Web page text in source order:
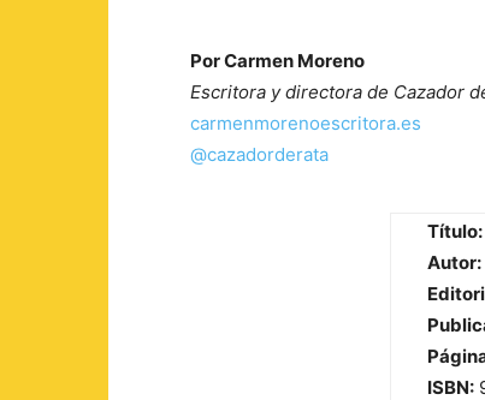
Por Carmen Moreno
Escritora y directora de Cazador
carmenmorenoescritora.es
@cazadorderata
Título:
Autor:
ISBN: